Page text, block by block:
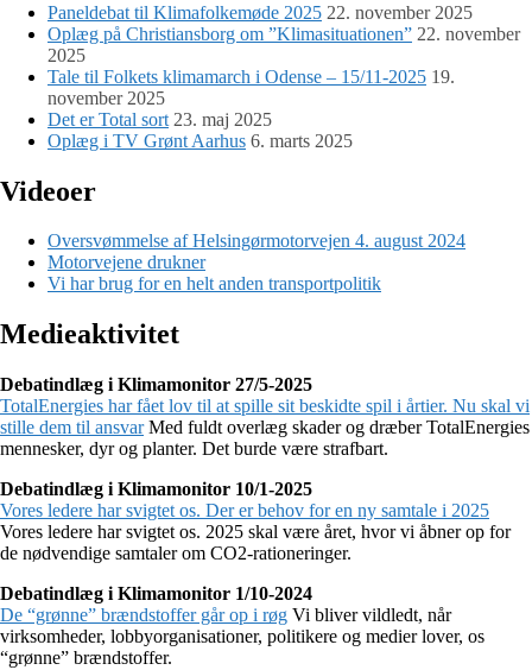
Paneldebat til Klimafolkemøde 2025 22. november 2025
Oplæg på Christiansborg om ”Klimasituationen” 22. november
2025
Tale til Folkets klimamarch i Odense – 15/11-2025 19.
november 2025
Det er Total sort 23. maj 2025
Oplæg i TV Grønt Aarhus 6. marts 2025
Videoer
Oversvømmelse af Helsingørmotorvejen 4. august 2024
Motorvejene drukner
Vi har brug for en helt anden transportpolitik
Medieaktivitet
Debatindlæg i Klimamonitor 27/5-2025
TotalEnergies har fået lov til at spille sit beskidte spil i årtier. Nu skal vi
stille dem til ansvarMed fuldt overlæg skader og dræber TotalEnergies
mennesker, dyr og planter. Det burde være strafbart.
Debatindlæg i Klimamonitor 10/1-2025
Vores ledere har svigtet os. Der er behov for en ny samtale i 2025
Vores ledere har svigtet os. 2025 skal være året, hvor vi åbner op for
de nødvendige samtaler om CO2-rationeringer.
Debatindlæg i Klimamonitor 1/10-2024
De “grønne” brændstoffer går op i røg Vi bliver vildledt, når
virksomheder, lobbyorganisationer, politikere og medier lover, os
“grønne” brændstoffer.